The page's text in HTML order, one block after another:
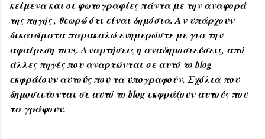
κείμενα και οι φωτογραφίες πάντα με την αναφορά
της πηγής , θεωρώ ότι είναι δημόσια. Αν υπάρχουν
δικαιώματα παρακαλώ ενημερώστε με για την
αφαίρεση τους. Αναρτήσεις η αναδημοσιεύσεις, από
άλλες πηγές που αναρτώνται σε αυτό το blog
εκφράζουν αυτούς που τα υπογραφούν. Σχόλια που
δημοσιεύονται σε αυτό το blog εκφράζουν αυτούς που
τα γράφουν.